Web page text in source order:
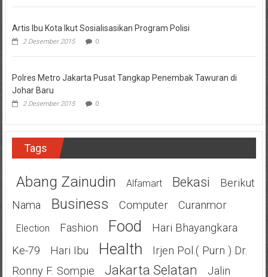
Artis Ibu Kota Ikut Sosialisasikan Program Polisi
2 Desember 2015 0
Polres Metro Jakarta Pusat Tangkap Penembak Tawuran di
Johar Baru
2 Desember 2015 0
Tags
Abang Zainudin Alfamart Bekasi
Berikut
Nama
Business Computer Curanmor
Election Fashion Food
Hari Bhayangkara
Ke-79
Hari Ibu Health
Irjen Pol.( Purn ) Dr.
Ronny F. Sompie
Jakarta Selatan
Jalin